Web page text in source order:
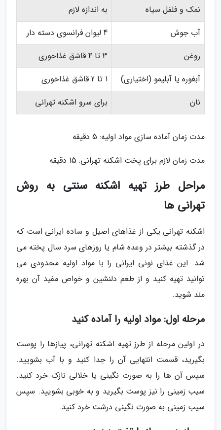
نمک و فلفل سیاه
به اندازه لازم
آب جوش
4 لیوان فرانسوی دسته دار
روغن
3 تا 4 قاشق غذاخوری
آبغوره یا آبلیمو (اختیاری)
1 تا 2 قاشق غذاخوری
نان
برای سرو اشکنه تهرانی
مدت زمان آماده سازی مواد اولیه: 5 دقیقه
مدت زمان لازم برای پخت اشکنه تهرانی: 15 دقیقه
مراحل طرز تهیه اشکنه سنتی به روش
تهرانی ها
اشکنه تهرانی یکی از غذاهای اصیل و ساده ایرانی است که
در گذشته بیشتر در وعده شام یا روزهای سرد سال پخته می
شد. این غذای نونی ایرانی را با مواد اولیه محدودی می
توانید تهیه کنید و از طعم دلنشین و خواص مفید آن بهره
مند شوید.
مرحله اول: مواد اولیه را آماده کنید
در اولین مرحله از طرز تهیه اشکنه تهرانی، پیازها را پوست
بگیرید، قسمت انتهایی آن را جدا کنید و با آب بشویید.
سپس آن ها را به صورت نگینی یا خلالی نازک خرد کنید.
سیب زمینی را نیز پوست بگیرید و به خوبی بشویید. سپس
سیب زمینی به صورت نگینی درشت خرد کنید.